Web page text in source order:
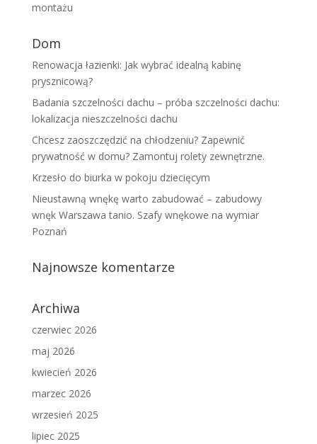
montażu
Dom
Renowacja łazienki: Jak wybrać idealną kabinę
prysznicową?
Badania szczelności dachu – próba szczelności dachu:
lokalizacja nieszczelności dachu
Chcesz zaoszczędzić na chłodzeniu? Zapewnić
prywatność w domu? Zamontuj rolety zewnętrzne.
Krzesło do biurka w pokoju dziecięcym
Nieustawną wnękę warto zabudować – zabudowy
wnęk Warszawa tanio. Szafy wnękowe na wymiar
Poznań
Najnowsze komentarze
Archiwa
czerwiec 2026
maj 2026
kwiecień 2026
marzec 2026
wrzesień 2025
lipiec 2025